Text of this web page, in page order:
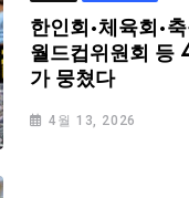
한인회·체육회·
월드컵위원회 등
가 뭉쳤다
4월 13, 2026